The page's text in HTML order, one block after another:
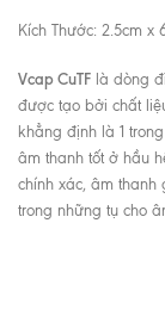
Kích Thước: 2.5cm x
Vcap CuTF là dòng
được tạo bởi chất
khẳng định là 1
âm thanh tốt ở hầu
chính xác, âm thanh
trong những tụ cho